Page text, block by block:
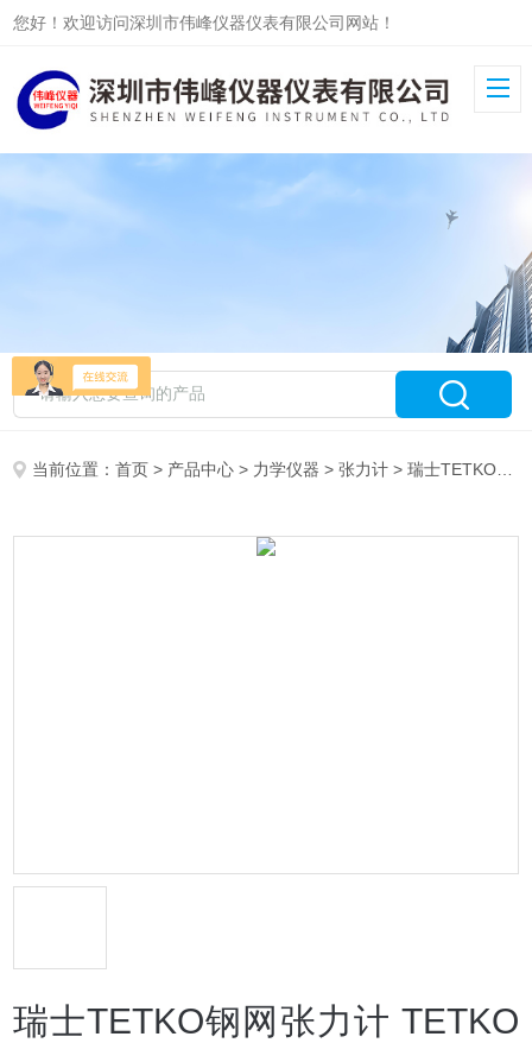
您好！欢迎访问深圳市伟峰仪器仪表有限公司网站！
当前位置：首页 > 产品中心 > 力学仪器 >张力计 > 瑞士TETKO钢网张力计 TETKO丝网张力计
瑞士TETKO钢网张力计 TETKO